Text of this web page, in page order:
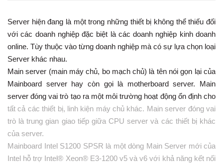
Server hiện đang là một trong những thiết bị không thể thiếu đối
với các doanh nghiệp đặc biệt là các doanh nghiệp kinh doanh
online. Tùy thuộc vào từng doanh nghiệp mà có sự lựa chọn loại
Server khác nhau.
Main server (main máy chủ, bo mạch chủ) là tên nói gọn lại của
Mainboard server hay còn gọi là motherboard server. Main
server đóng vai trò tạo ra một môi trường hoạt động ổn định cho
tất cả các thiết bị, linh kiện máy chủ khác. Main server đóng vai
trò là trung gian giao tiếp giữa CPU server và các thiết bị khác
của server.
Mainboard Intel S1200 SPSR là một dòng Main Server mới của
Intel hỗ trợ Intel® Xeon® E3-1200 v5 và v6 với khả năng kết nối